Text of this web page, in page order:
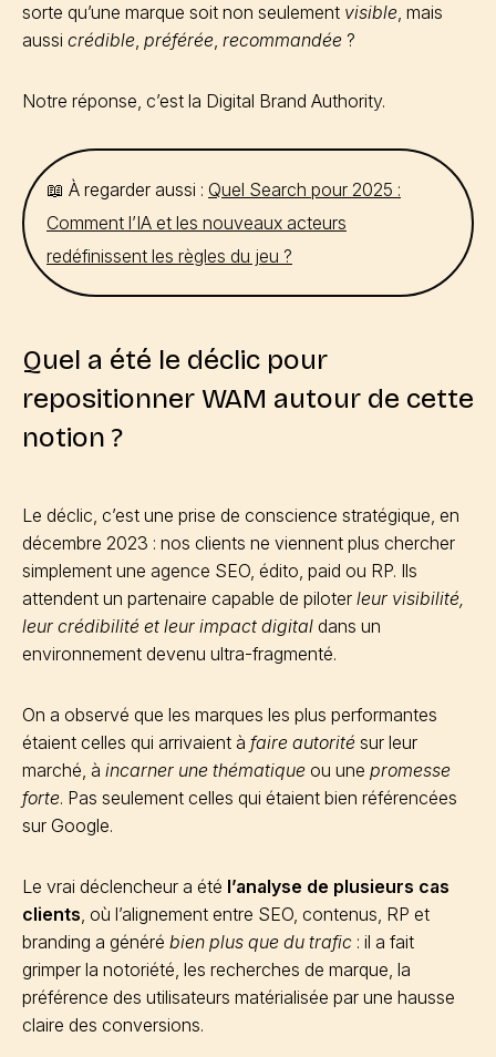
sorte qu’une marque soit non seulement visible, mais
aussi crédible, préférée, recommandée ?
Notre réponse, c’est la Digital Brand Authority.
📖 À regarder aussi : Quel Search pour 2025 :
Comment l’IA et les nouveaux acteurs
redéfinissent les règles du jeu ?
Quel a été le déclic pour
repositionner WAM autour de cette
notion ?
Le déclic, c’est une prise de conscience stratégique, en
décembre 2023 : nos clients ne viennent plus chercher
simplement une agence SEO, édito, paid ou RP. Ils
attendent un partenaire capable de piloter leur visibilité,
leur crédibilité et leur impact digital dans un
environnement devenu ultra-fragmenté.
On a observé que les marques les plus performantes
étaient celles qui arrivaient à faire autorité sur leur
marché, à incarner une thématique ou une promesse
forte. Pas seulement celles qui étaient bien référencées
sur Google.
Le vrai déclencheur a été l’analyse de plusieurs cas
clients, où l’alignement entre SEO, contenus, RP et
branding a généré bien plus que du trafic : il a fait
grimper la notoriété, les recherches de marque, la
préférence des utilisateurs matérialisée par une hausse
claire des conversions.